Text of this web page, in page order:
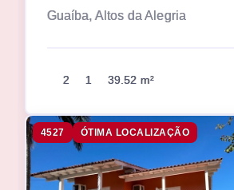
Guaíba, Altos da Alegria
2 1 39.52 m²
4527 ÓTIMA LOCALIZAÇÃO